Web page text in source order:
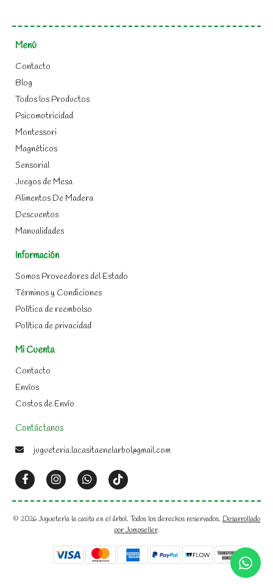
Menú
Contacto
Blog
Todos los Productos
Psicomotricidad
Montessori
Magnéticos
Sensorial
Juegos de Mesa
Alimentos De Madera
Descuentos
Manualidades
Información
Somos Proveedores del Estado
Términos y Condiciones
Política de reembolso
Política de privacidad
Mi Cuenta
Contacto
Envíos
Costos de Envío
Contáctanos
jugueteria.lacasitaenelarbol@gmail.com
© 2026 Juguetería la casita en el árbol. Todos los derechos reservados. Desarrollado
por Jumpseller.